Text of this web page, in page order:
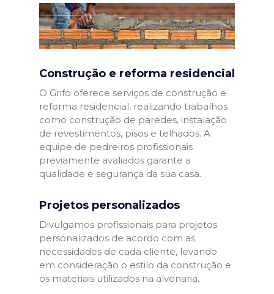
Construção e reforma residencial
O Grifo oferece serviços de construção e
reforma residencial, realizando trabalhos
como construção de paredes, instalação
de revestimentos, pisos e telhados. A
equipe de pedreiros profissionais
previamente avaliados garante a
qualidade e segurança da sua casa.
Projetos personalizados
Divulgamos profissionais para projetos
personalizados de acordo com as
necessidades de cada cliente, levando
em consideração o estilo da construção e
os materiais utilizados na alvenaria.